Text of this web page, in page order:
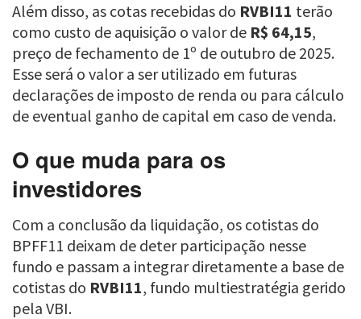
Além disso, as cotas recebidas do RVBI11 terão
como custo de aquisição o valor de R$ 64,15,
preço de fechamento de 1º de outubro de 2025.
Esse será o valor a ser utilizado em futuras
declarações de imposto de renda ou para cálculo
de eventual ganho de capital em caso de venda.
O que muda para os
investidores
Com a conclusão da liquidação, os cotistas do
BPFF11 deixam de deter participação nesse
fundo e passam a integrar diretamente a base de
cotistas do RVBI11, fundo multiestratégia gerido
pela VBI.